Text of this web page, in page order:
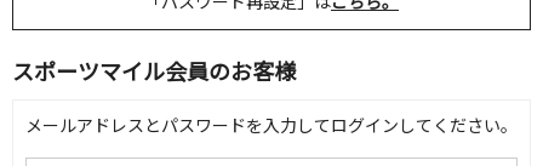
スポーツマイル会員のお客様
メールアドレスとパスワードを入力してログインしてください。